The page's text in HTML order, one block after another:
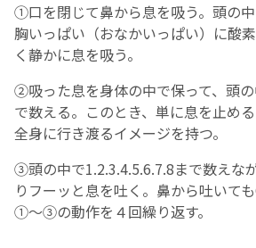
①口を閉じて鼻から息を吸う。頭の中
胸いっぱい（おなかいっぱい）に酸
く静かに息を吸う。
②吸った息を身体の中で保って、頭
で数える。このとき、単に息を止め
全身に行き渡るイメージを持つ。
③頭の中で1.2.3.4.5.6.7.8まで数えな
りフーッと息を吐く。鼻から吐いても
①～③の動作を４回繰り返す。